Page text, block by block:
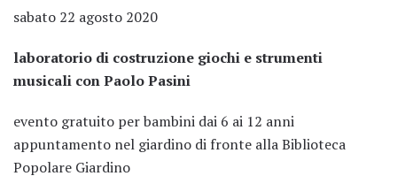
sabato 22 agosto 2020
laboratorio di costruzione giochi e strumenti
musicali con Paolo Pasini
evento gratuito per bambini dai 6 ai 12 anni
appuntamento nel giardino di fronte alla Biblioteca
Popolare Giardino